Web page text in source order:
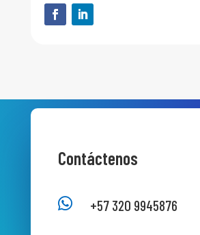
Contáctenos
 +57 320 9945876